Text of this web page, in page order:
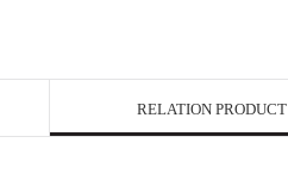
RELATION PRODUCT